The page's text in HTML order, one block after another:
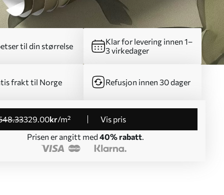
til din størrelse
Klar for levering innen 1–
3 virkedager
frakt til Norge Refusjon innen 30 dager
.33329.00kr/m²
Vis pris
Prisen er angitt med 40% rabatt.